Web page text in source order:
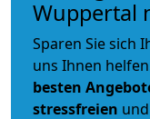
Wuppertal
Sparen Sie sich
uns Ihnen
besten
stressfreien und